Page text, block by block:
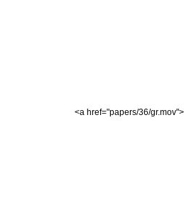
<a href="papers/36/